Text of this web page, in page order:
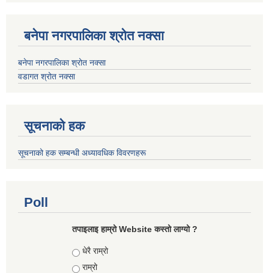
बनेपा नगरपालिका श्रोत नक्सा
बनेपा नगरपालिका श्रोत नक्सा
वडागत श्रोत नक्सा
सूचनाको हक
सूचनाको हक सम्बन्धी अध्यावधिक विवरणहरू
Poll
तपाइलाइ हाम्रो Website कस्तो लाग्यो ?
Choices
धेरै राम्रो
राम्रो